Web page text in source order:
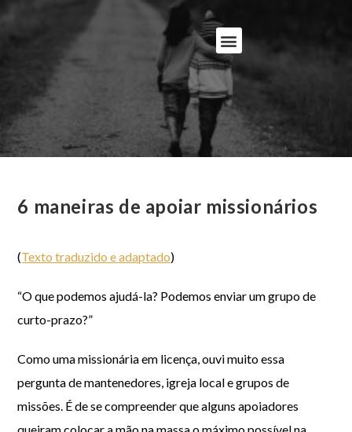
6 maneiras de apoiar missionários
(Texto traduzido e adaptado)
“O que podemos ajudá-la? Podemos enviar um grupo de
curto-prazo?”
Como uma missionária em licença, ouvi muito essa
pergunta de mantenedores, igreja local e grupos de
missões. É de se compreender que alguns apoiadores